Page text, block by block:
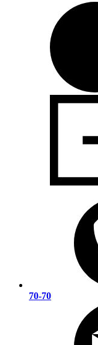
70-70